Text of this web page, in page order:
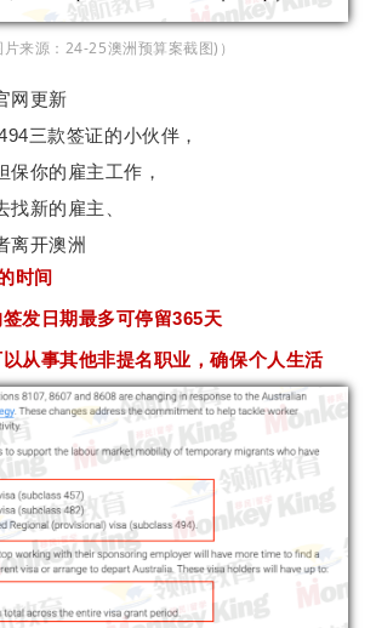
片来源：24-25澳洲预算案截图)）
网更新
三款签证的小伙伴，
保你的雇主工作，
新的雇主、
离开澳洲
时间
发日期最多可停留365天
从事其他非提名职业，确保个人生活